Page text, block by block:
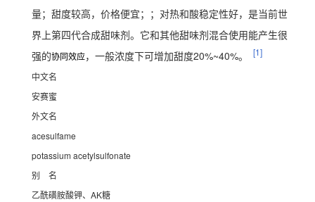
量；甜度较高，价格便宜；；对热和酸稳定性好，是当前世
界上第四代合成甜味剂。它和其他甜味剂混合使用能产生很
强的协同效应，一般浓度下可增加甜度20%~40%。 [1]
中文名
安赛蜜
外文名
acesulfame
potassium acetylsulfonate
别 名
乙酰磺胺酸钾、AK糖